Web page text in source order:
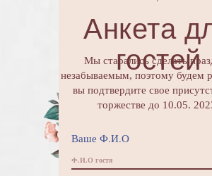
Мы старались сделать
незабываемым, поэтому будем
вы подтвердите свое
торжестве до 10.05.
Анкета
гостей
Ваше Ф.И.О